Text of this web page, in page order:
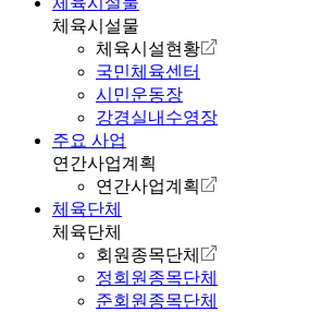
체육시설물
체육시설현황
국민체육센터
시민운동장
강경실내수영장
주요 사업
연간사업계획
연간사업계획
체육단체
체육단체
회원종목단체
정회원종목단체
준회원종목단체